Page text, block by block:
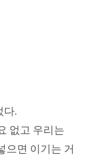
다.
없고 우리는
으면 이기는 거